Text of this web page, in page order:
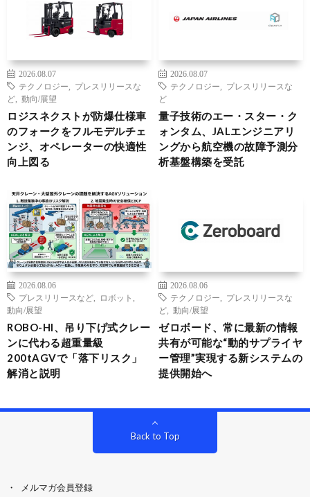
2026.08.07
テクノロジー
プレスリリースな
ど
動向/展望
ロジスネクストが防爆仕様車
のフォークをフルモデルチェ
ンジ、オペレーターの快適性
向上図る
2026.08.07
テクノロジー
プレスリリースな
ど
量子技術のエー・スター・ク
ォンタム、JALエンジニアリ
ングから航空機の故障予測分
析基盤構築を受託
2026.08.06
プレスリリースなど
ロボット
動向/展望
ROBO-HI、吊り下げ式クレー
ンに代わる超重量級
200tAGVで「落下リスク」
解消と説明
2026.08.06
テクノロジー
プレスリリースな
ど
動向/展望
ゼロボード、常に最新の情報
共有が可能な“動的サプライヤ
ー管理”実現する新システムの
提供開始へ
Back to Top
メルマガ会員登録